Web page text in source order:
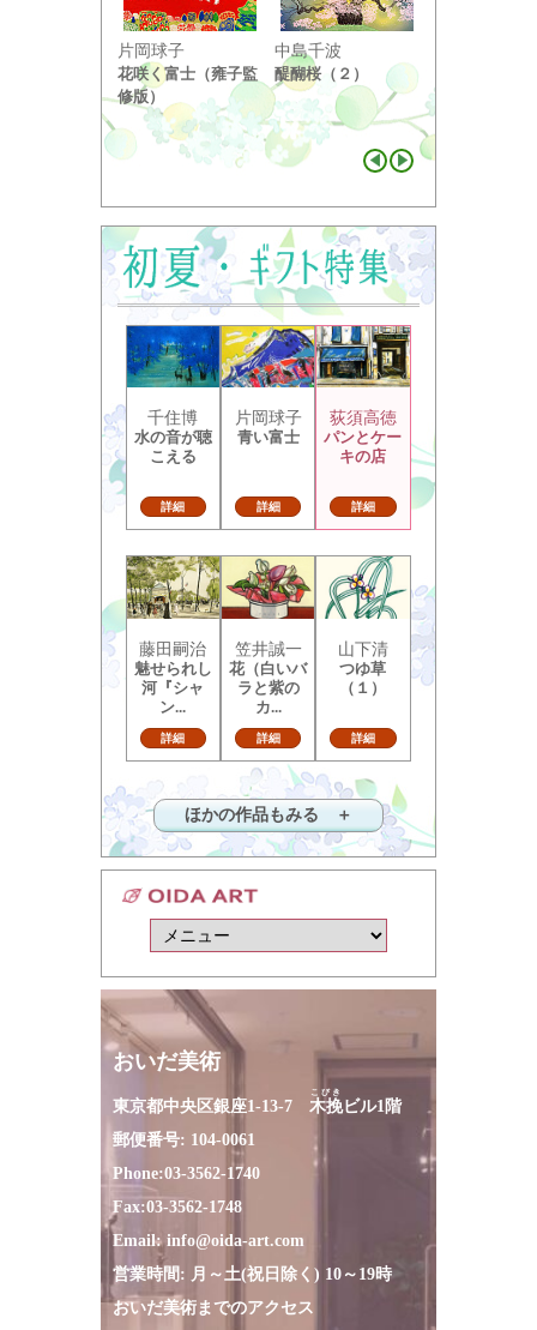
片岡球子
花咲く富士（雍子監
修版）
中島千波
醍醐桜（２）
り ...
千住博
水の音が聴
こえる
詳細
片岡球子
青い富士
詳細
荻須高徳
パンとケー
キの店
詳細
藤田嗣治
魅せられし
河『シャ
ン...
詳細
笠井誠一
花（白いバ
ラと紫の
カ...
詳細
山下清
つゆ草
（１）
詳細
ほかの作品もみる ＋
おいだ美術
東京都中央区銀座1-13-7 木挽
こびき
ビル1階
郵便番号: 104-0061
Phone:03-3562-1740
Fax:03-3562-1748
Email:info@oida-art.com
営業時間: 月～土(祝日除く) 10～19時
おいだ美術までのアクセス